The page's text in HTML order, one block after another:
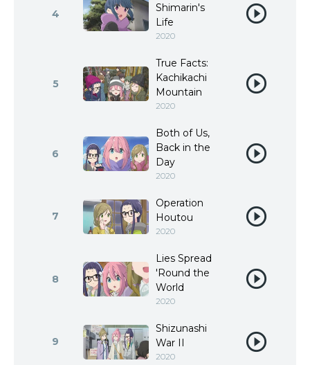
4
Shimarin's
Life
2020
5
True Facts:
Kachikachi
Mountain
2020
6
Both of Us,
Back in the
Day
2020
7
Operation
Houtou
2020
8
Lies Spread
'Round the
World
2020
9
Shizunashi
War II
2020